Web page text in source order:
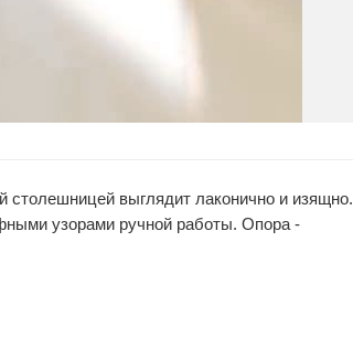
столешницей выглядит лаконично и изящно.
узорами ручной работы. Опора -